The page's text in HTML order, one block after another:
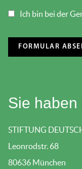
Ich bin bei der
Sie haben
STIFTUNG
Leonrodstr. 68
80636 München